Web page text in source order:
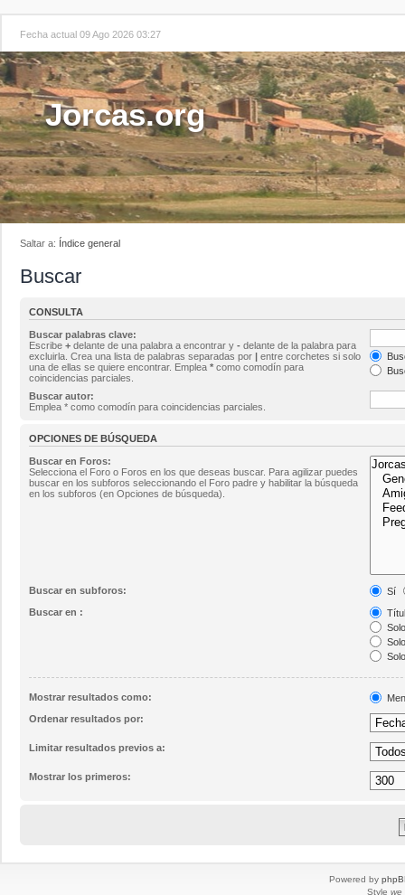
Fecha actual 09 Ago 2026 03:27
Jorcas.org
Saltar a: Índice general
Buscar
CONSULTA
Buscar palabras clave:
Escribe + delante de una palabra a encontrar y - delante de la palabra para
excluirla. Crea una lista de palabras separadas por | entre corchetes si solo
una de ellas se quiere encontrar. Emplea * como comodín para
coincidencias parciales.
Buscar autor:
Emplea * como comodín para coincidencias parciales.
OPCIONES DE BÚSQUEDA
Buscar en Foros:
Selecciona el Foro o Foros en los que deseas buscar. Para agilizar puedes
buscar en los subforos seleccionando el Foro padre y habilitar la búsqueda
en los subforos (en Opciones de búsqueda).
Buscar en subforos:
Sí
Buscar en :
Mostrar resultados como:
Ordenar resultados por:
Limitar resultados previos a:
Mostrar los primeros:
Powered by
Style